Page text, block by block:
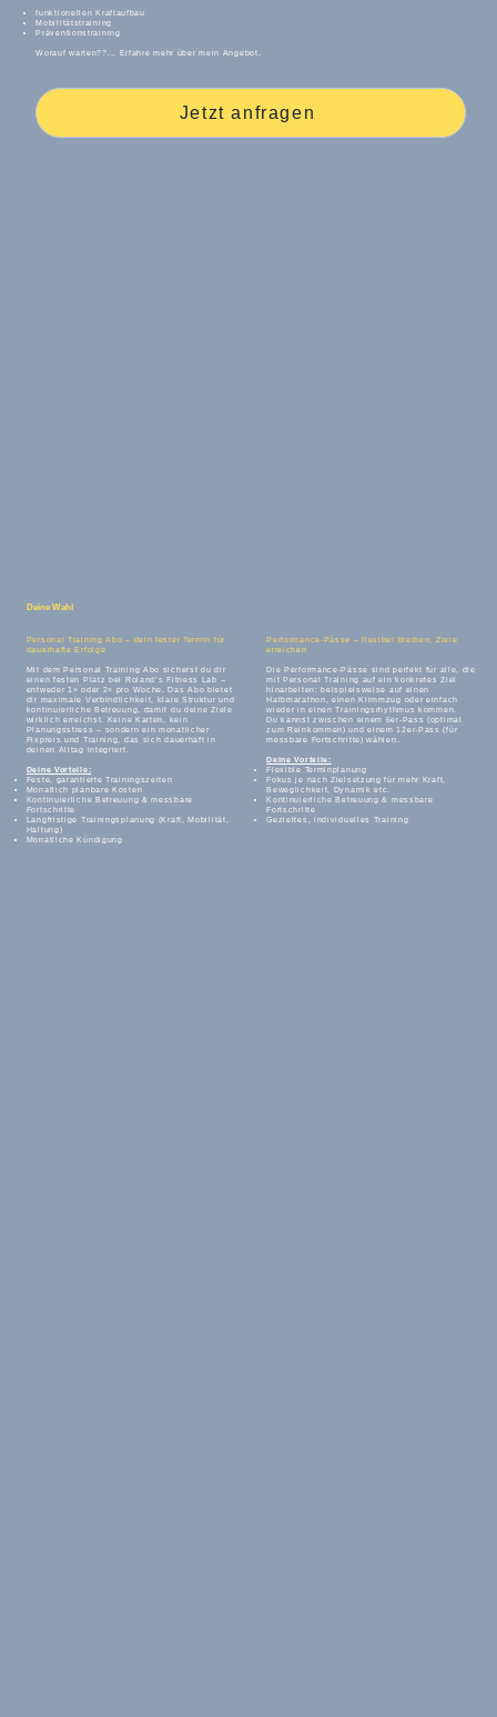
funktionellen Kraftaufbau
Mobilitätstraining
Präventionstraining
Worauf warten??... Erfahre mehr über mein Angebot.
Jetzt anfragen
Deine Wahl
Personal Training Abo – dein fester Termin für
dauerhafte Erfolge
Mit dem Personal Training Abo sicherst du dir
einen festen Platz bei Roland’s Fitness Lab –
entweder 1× oder 2× pro Woche. Das Abo bietet
dir maximale Verbindlichkeit, klare Struktur und
kontinuierliche Betreuung, damit du deine Ziele
wirklich erreichst. Keine Karten, kein
Planungsstress – sondern ein monatlicher
Fixpreis und Training, das sich dauerhaft in
deinen Alltag integriert.
Deine Vorteile:
Feste, garantierte Trainingszeiten
Monatlich planbare Kosten
Kontinuierliche Betreuung & messbare
Fortschritte
Langfristige Trainingsplanung (Kraft, Mobilität,
Haltung)
Monatliche Kündigung
Performance-Pässe – flexibel bleiben, Ziele
erreichen
Die Performance-Pässe sind perfekt für alle, die
mit Personal Training auf ein konkretes Ziel
hinarbeiten: beispielsweise auf einen
Halbmarathon, einen Klimmzug oder einfach
wieder in einen Trainingsrhythmus kommen.
Du kannst zwischen einem 6er-Pass (optimal
zum Reinkommen) und einem 12er-Pass (für
messbare Fortschritte) wählen.
Deine Vorteile:
Flexible Terminplanung
Fokus je nach Zielsetzung für mehr Kraft,
Beweglichkeit, Dynamik etc.
Kontinuierliche Betreuung & messbare
Fortschritte
Gezieltes, individuelles Training